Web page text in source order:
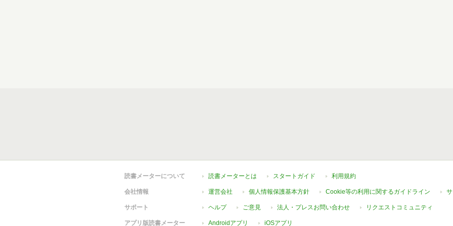
読書メーターについて 読書メーターとは スタートガイド 利用規約
会社情報 運営会社 個人情報保護基本方針 Cookie等の利用に関するガイドライン
サポート ヘルプ ご意見 法人・プレスお問い合わせ リクエストコミュニティ
アプリ版読書メーター Androidアプリ iOSアプリ